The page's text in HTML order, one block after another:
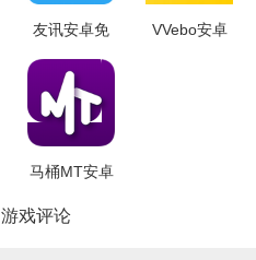
友讯安卓免
费版 v1.02
VVebo安卓
马桶MT安卓
游戏评论